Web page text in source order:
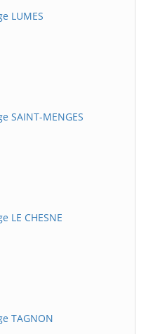
LUMES
SAINT-MENGES
LE CHESNE
TAGNON